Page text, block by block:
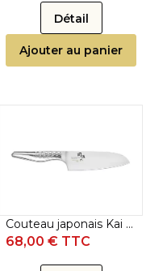
Détail
Ajouter au panier
Couteau japonais Kai Seki Magoroku Shoso - Couteau santoku 14,5 cm
68,00 € TTC